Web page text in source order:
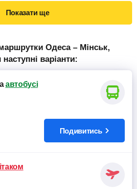
Показати ще
варіанти:
автобусі
Подивитись